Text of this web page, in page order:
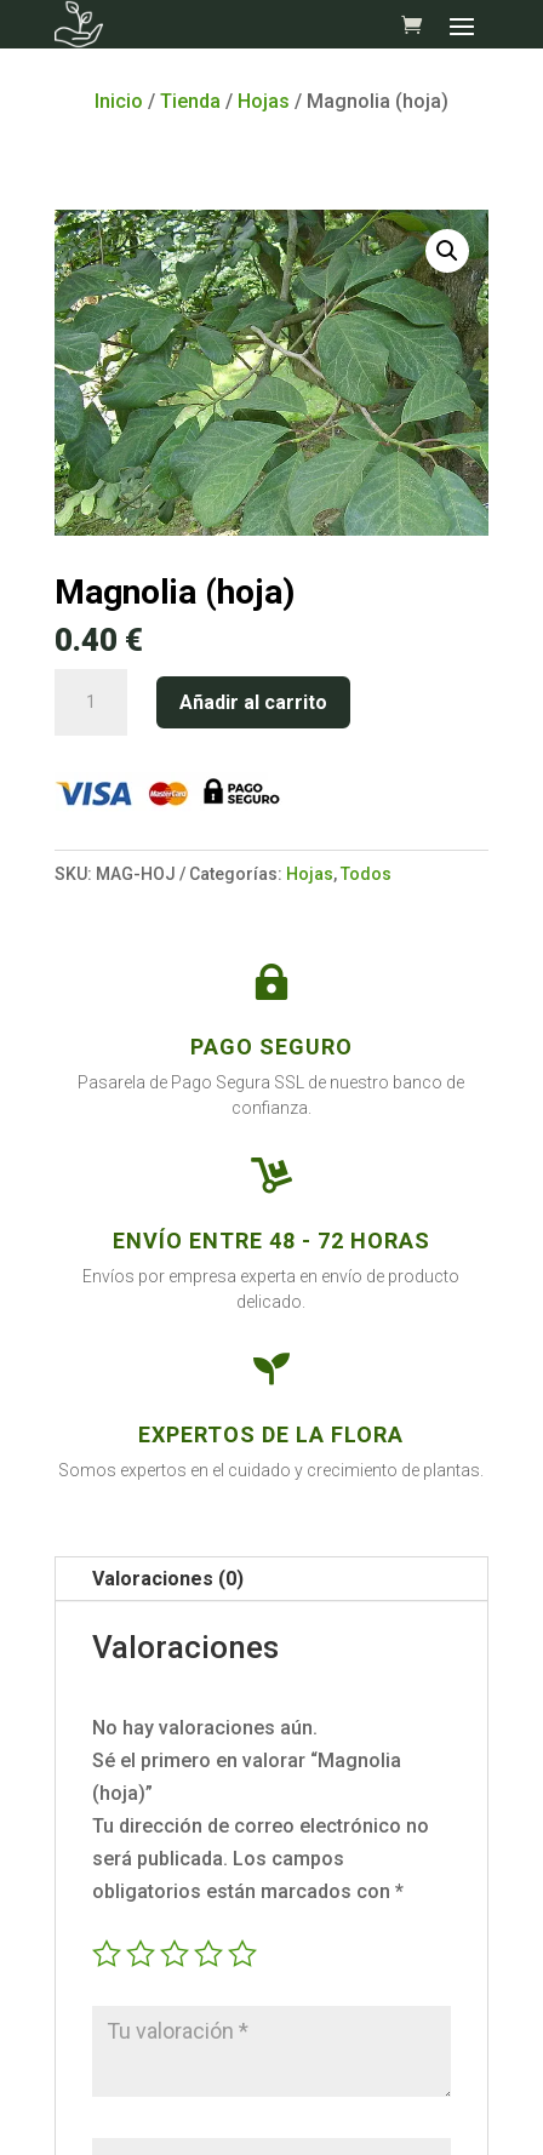
Inicio / Tienda / Hojas / Magnolia (hoja)
Magnolia (hoja)
0.40 €
Añadir al carrito
SKU: MAG-HOJ Categorías: Hojas,Todos

PAGO SEGURO
Pasarela de Pago Segura SSL de nuestro banco de
confianza.

ENVÍO ENTRE 48 - 72 HORAS
Envíos por empresa experta en envío de producto
delicado.

EXPERTOS DE LA FLORA
Somos expertos en el cuidado y crecimiento de plantas.
Valoraciones (0)
Valoraciones
No hay valoraciones aún.
Sé el primero en valorar “Magnolia
(hoja)”
Tu dirección de correo electrónico no
será publicada. Los campos
obligatorios están marcados con *